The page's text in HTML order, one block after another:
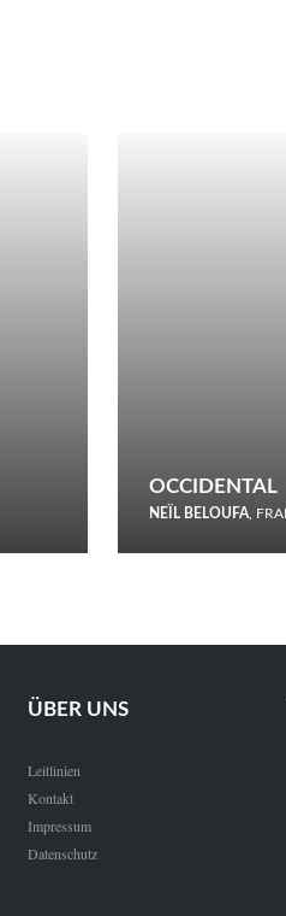
OCCIDENTAL
NEÏL BELOUFA,
ÜBER UNS
Leitlinien
Kontakt
Impressum
Datenschutz